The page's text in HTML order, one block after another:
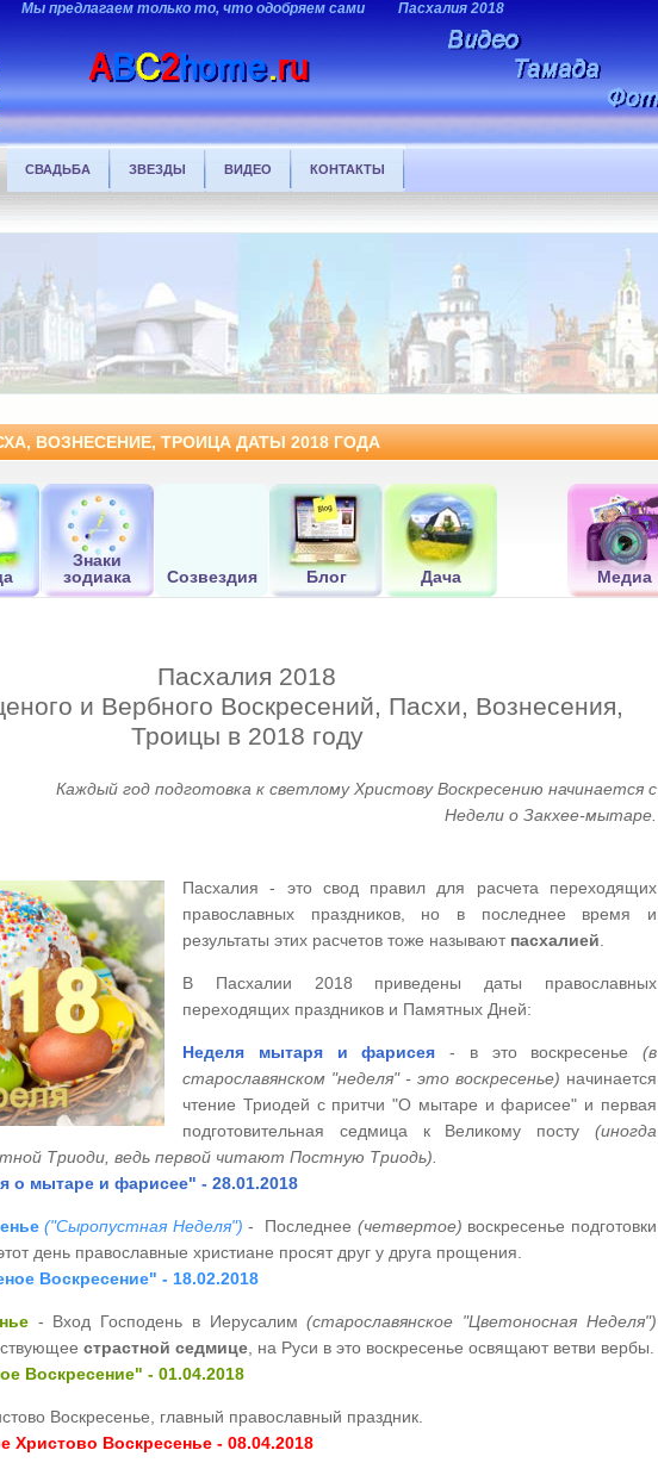
Мы предлагаем только то, что одобряем сами Пасхалия 2018
СВАДЬБА ЗВЕЗДЫ ВИДЕО КОНТАКТЫ
ВОЗНЕСЕНИЕ, ТРОИЦА ДАТЫ 2018 ГОДА
Знаки
зодиака
Созвездия Блог Дача Медиа
Пасхалия 2018
и Вербного Воскресений, Пасхи, Вознесения,
Троицы в 2018 году
Каждый год подготовка к светлому Христову Воскресению начинается с
Недели о Закхее-мытаре.
Пасхалия - это свод правил для расчета переходящих
православных праздников, но в последнее время и
результаты этих расчетов тоже называют пасхалией
В Пасхалии 2018 приведены даты православных
переходящих праздников и Памятных Дней:
Неделя мытаря и фарисея - в это воскресенье (в
старославянском "неделя" - это воскресенье) начинается
чтение Триодей с притчи "О мытаре и фарисее" и первая
подготовительная седмица к Великому посту (иногда
Триоди, ведь первой читают Постную Триодь).
о мытаре и фарисее" - 28.01.2018
("Сыропустная Неделя") - Последнее (четвертое) воскресенье подготовки
день православные христиане просят друг у друга прощения.
Воскресение" - 18.02.2018
- Вход Господень в Иерусалим(старославянское "Цветоносная Неделя")
страстной седмице , на Руси в это воскресенье освящают ветви вербы.
Воскресение" - 01.04.2018
Воскресенье, главный православный праздник.
Христово Воскресенье - 08.04.2018